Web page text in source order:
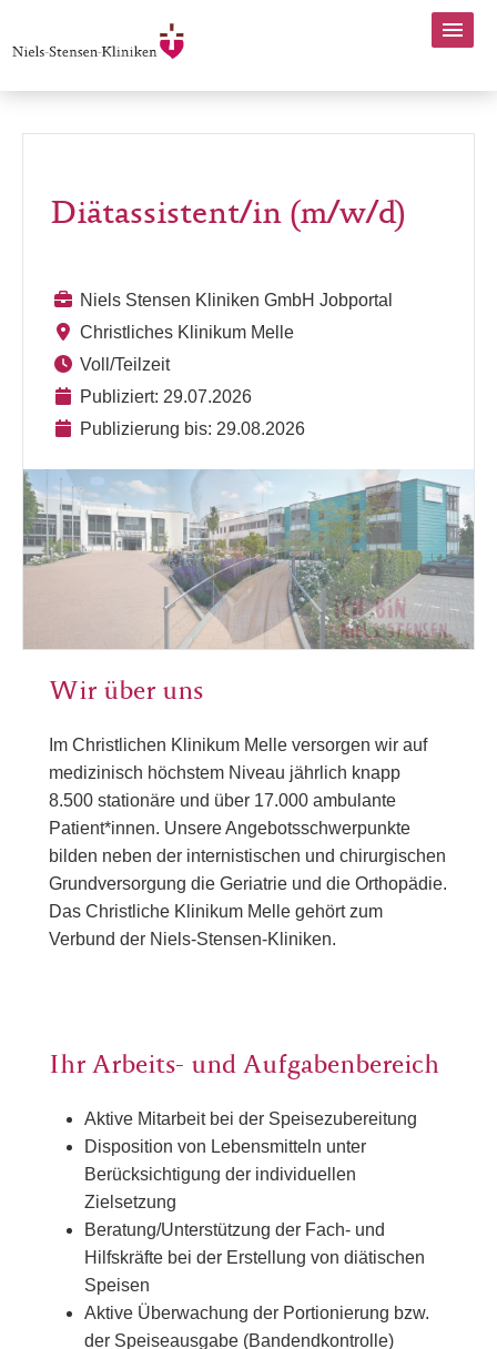
Diätassistent/in (m/w/d)
Niels Stensen Kliniken GmbH Jobportal
Christliches Klinikum Melle
Voll/Teilzeit
Publiziert: 29.07.2026
Publizierung bis: 29.08.2026
Wir über uns
Im Christlichen Klinikum Melle versorgen wir auf
medizinisch höchstem Niveau jährlich knapp
8.500 stationäre und über 17.000 ambulante
Patient*innen. Unsere Angebotsschwerpunkte
bilden neben der internistischen und chirurgischen
Grundversorgung die Geriatrie und die Orthopädie.
Das Christliche Klinikum Melle gehört zum
Verbund der Niels-Stensen-Kliniken.
Ihr Arbeits- und Aufgabenbereich
Aktive Mitarbeit bei der Speisezubereitung
Disposition von Lebensmitteln unter
Berücksichtigung der individuellen
Zielsetzung
Beratung/Unterstützung der Fach- und
Hilfskräfte bei der Erstellung von diätischen
Speisen
Aktive Überwachung der Portionierung bzw.
der Speiseausgabe (Bandendkontrolle)